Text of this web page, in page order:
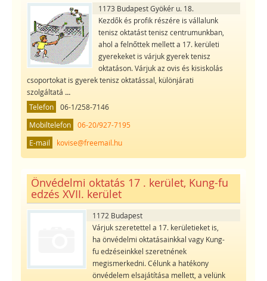
1173 Budapest Gyökér u. 18.
Kezdők és profik részére is vállalunk
tenisz oktatást tenisz centrumunkban,
ahol a felnőttek mellett a 17. kerületi
gyerekeket is várjuk gyerek tenisz
oktatáson. Várjuk az ovis és kisiskolás
csoportokat is gyerek tenisz oktatással, különjárati
szolgáltatá ...
Telefon
06-1/258-7146
Mobiltelefon
06-20/927-7195
E-mail
kovise@freemail.hu
Önvédelmi oktatás 17 . kerület, Kung-fu
edzés XVII. kerület
1172 Budapest
Várjuk szeretettel a 17. kerületieket is,
ha önvédelmi oktatásainkkal vagy Kung-
fu edzéseinkkel szeretnének
megismerkedni. Célunk a hatékony
önvédelem elsajátítása mellett, a velünk